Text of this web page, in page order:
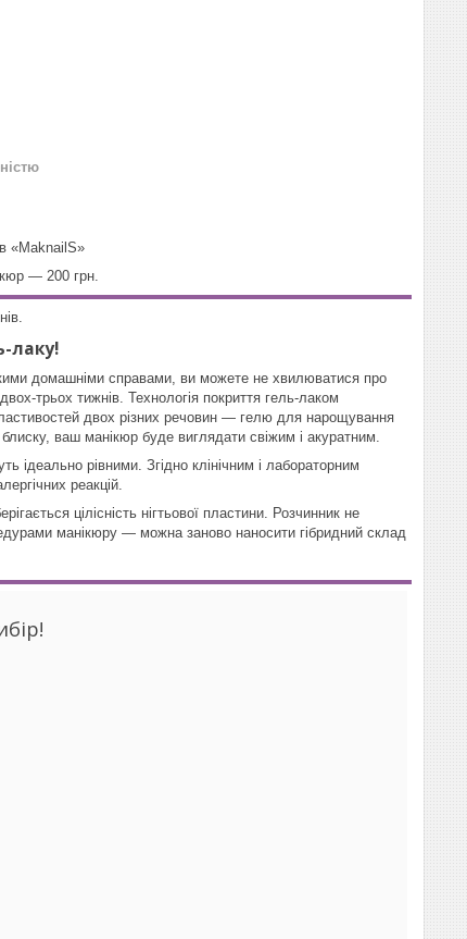
в «MaknailS»
― 200 грн.
лаку!
домашніми справами, ви можете не хвилюватися про
трьох тижнів. Технологія покриття гель-лаком
двох різних речовин — гелю для нарощування
ваш манікюр буде виглядати свіжим і акуратним.
ідеально рівними. Згідно клінічним і лабораторним
реакцій.
цілісність нігтьової пластини. Розчинник не
манікюру — можна заново наносити гібридний склад